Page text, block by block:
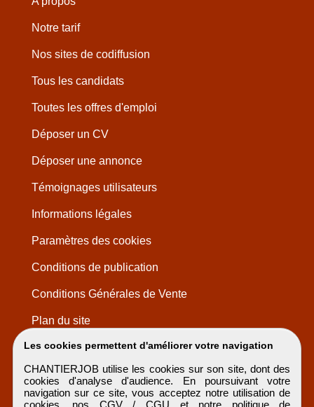
Les cookies permettent d'améliorer votre navigation
CHANTIERJOB utilise les cookies sur son site, dont des
cookies d'analyse d'audience. En poursuivant votre
navigation sur ce site, vous acceptez notre utilisation de
cookies, nos CGV / CGU et notre politique de
Notre tarif
Nos sites de codiffusion
Tous les candidats
Toutes les offres d'emploi
Déposer un CV
Déposer une annonce
Témoignages utilisateurs
Informations légales
Paramètres des cookies
Conditions de publication
Conditions Générales de Vente
Plan du site